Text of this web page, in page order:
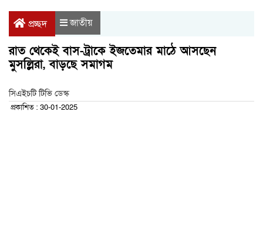
প্রচ্ছদ জাতীয়
রাত থেকেই বাস-ট্রাকে ইজতেমার মাঠে আসছেন
মুসল্লিরা, বাড়ছে সমাগম
সিএইচটি টিভি ডেস্ক
প্রকাশিত : 30-01-2025